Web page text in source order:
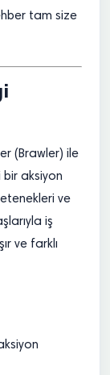
tam size
(Brawler) ile
aksiyon
ve
iş
ve farklı